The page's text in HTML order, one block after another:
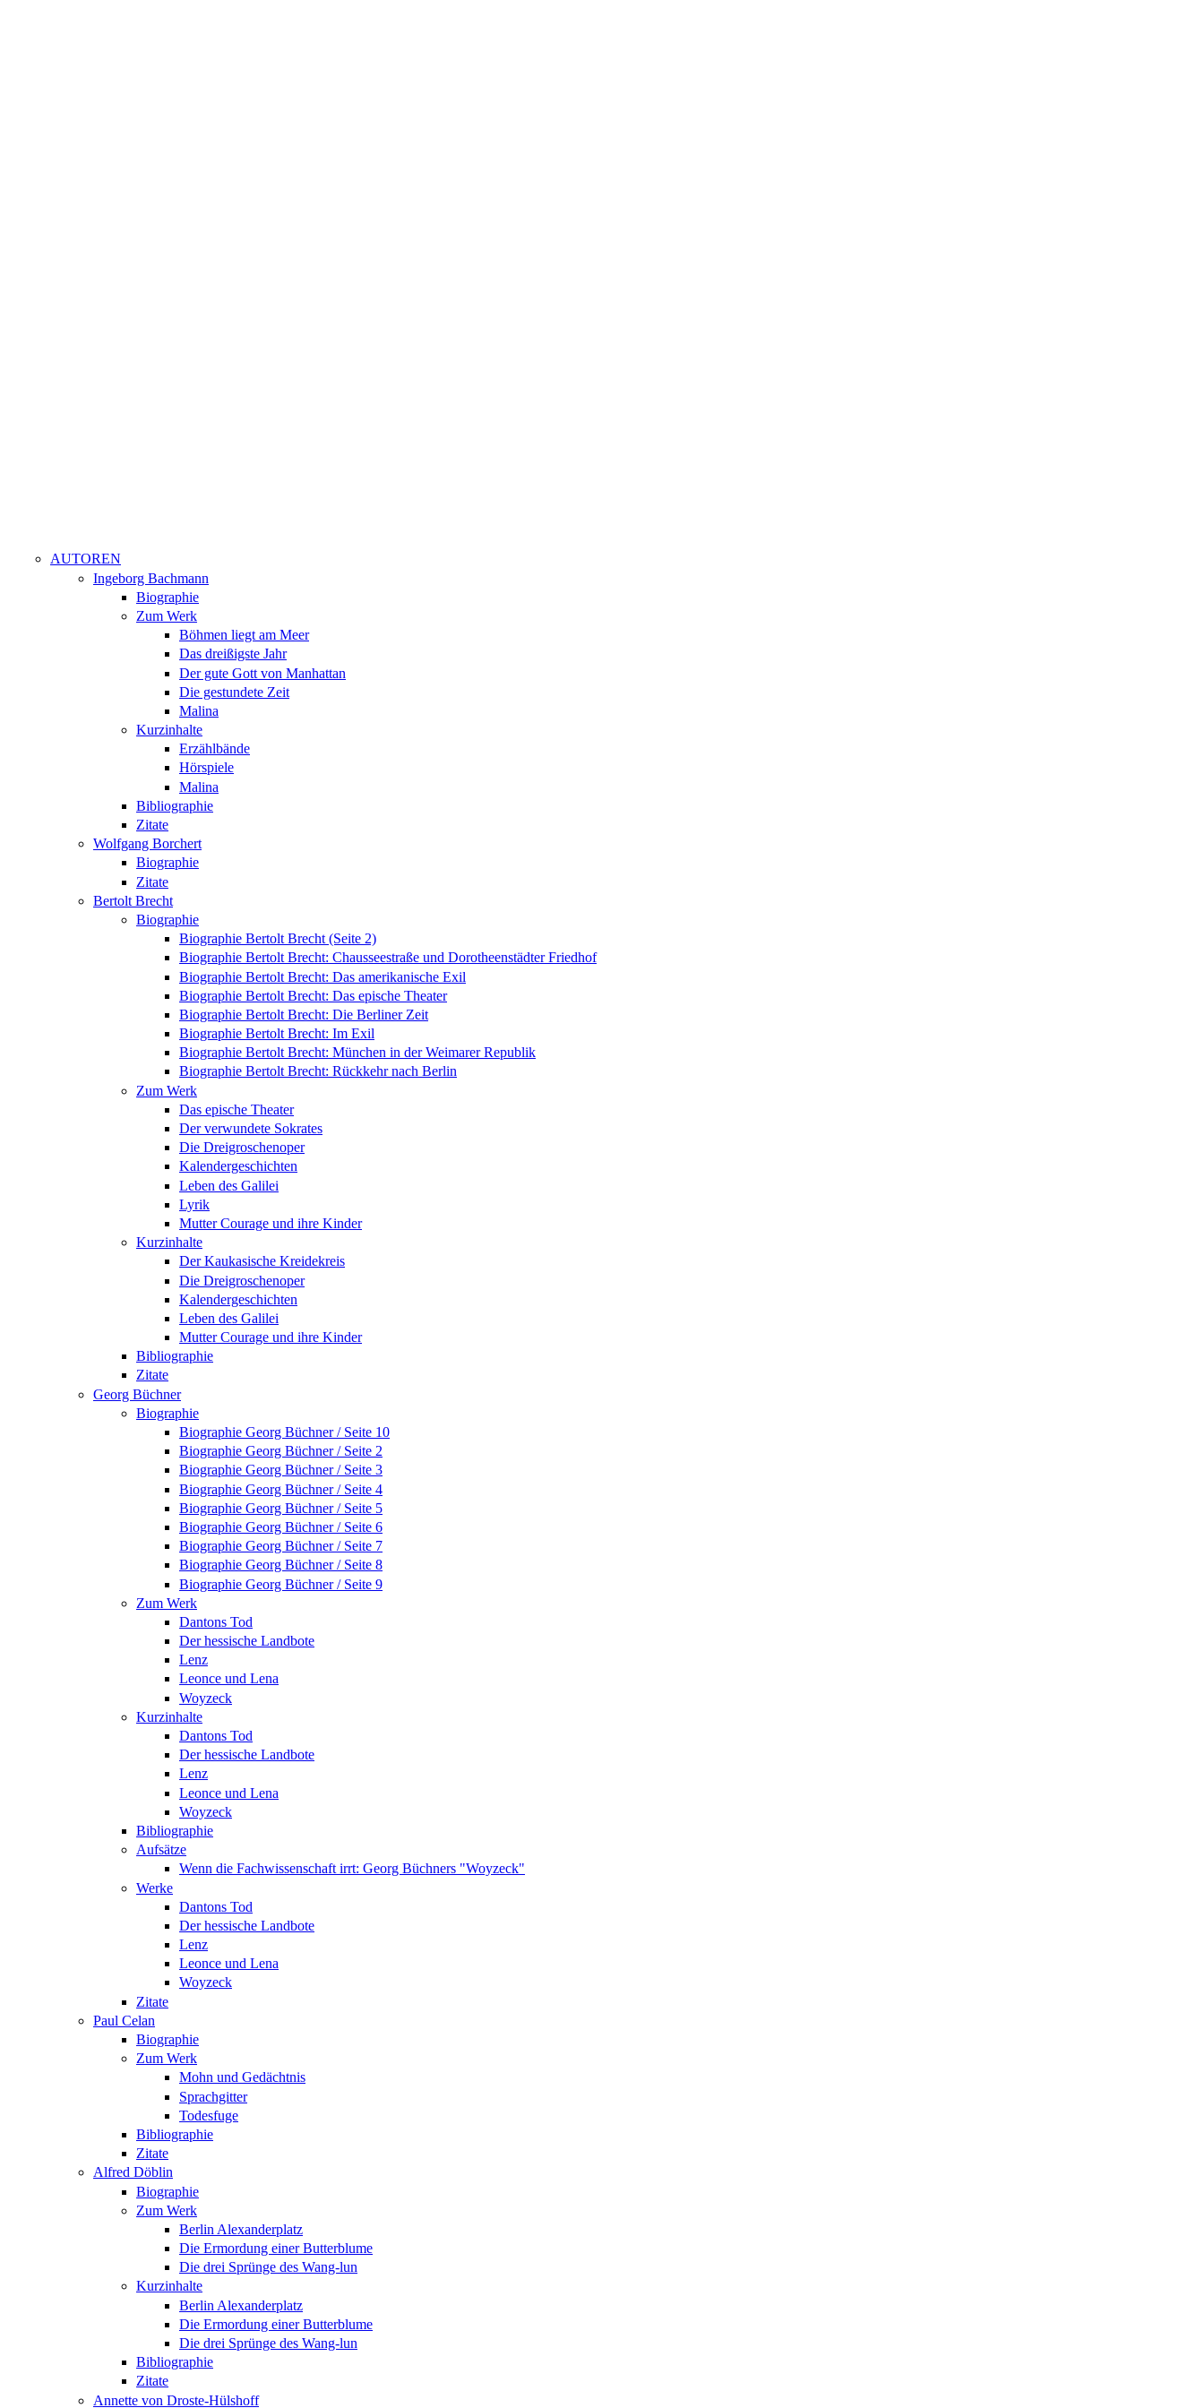
AUTOREN
Ingeborg Bachmann
Biographie
Zum Werk
Böhmen liegt am Meer
Das dreißigste Jahr
Der gute Gott von Manhattan
Die gestundete Zeit
Malina
Kurzinhalte
Erzählbände
Hörspiele
Malina
Bibliographie
Zitate
Wolfgang Borchert
Biographie
Zitate
Bertolt Brecht
Biographie
Biographie Bertolt Brecht (Seite 2)
Biographie Bertolt Brecht: Chausseestraße und Dorotheenstädter Friedhof
Biographie Bertolt Brecht: Das amerikanische Exil
Biographie Bertolt Brecht: Das epische Theater
Biographie Bertolt Brecht: Die Berliner Zeit
Biographie Bertolt Brecht: Im Exil
Biographie Bertolt Brecht: München in der Weimarer Republik
Biographie Bertolt Brecht: Rückkehr nach Berlin
Zum Werk
Das epische Theater
Der verwundete Sokrates
Die Dreigroschenoper
Kalendergeschichten
Leben des Galilei
Lyrik
Mutter Courage und ihre Kinder
Kurzinhalte
Der Kaukasische Kreidekreis
Die Dreigroschenoper
Kalendergeschichten
Leben des Galilei
Mutter Courage und ihre Kinder
Bibliographie
Zitate
Georg Büchner
Biographie
Biographie Georg Büchner / Seite 10
Biographie Georg Büchner / Seite 2
Biographie Georg Büchner / Seite 3
Biographie Georg Büchner / Seite 4
Biographie Georg Büchner / Seite 5
Biographie Georg Büchner / Seite 6
Biographie Georg Büchner / Seite 7
Biographie Georg Büchner / Seite 8
Biographie Georg Büchner / Seite 9
Zum Werk
Dantons Tod
Der hessische Landbote
Lenz
Leonce und Lena
Woyzeck
Kurzinhalte
Dantons Tod
Der hessische Landbote
Lenz
Leonce und Lena
Woyzeck
Bibliographie
Aufsätze
Wenn die Fachwissenschaft irrt: Georg Büchners "Woyzeck"
Werke
Dantons Tod
Der hessische Landbote
Lenz
Leonce und Lena
Woyzeck
Zitate
Paul Celan
Biographie
Zum Werk
Mohn und Gedächtnis
Sprachgitter
Todesfuge
Bibliographie
Zitate
Alfred Döblin
Biographie
Zum Werk
Berlin Alexanderplatz
Die Ermordung einer Butterblume
Die drei Sprünge des Wang-lun
Kurzinhalte
Berlin Alexanderplatz
Die Ermordung einer Butterblume
Die drei Sprünge des Wang-lun
Bibliographie
Zitate
Annette von Droste-Hülshoff